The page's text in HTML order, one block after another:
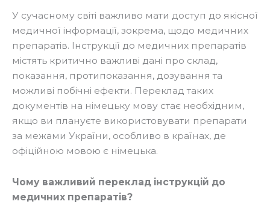
У сучасному світі важливо мати доступ до якісної
медичної інформації, зокрема, щодо медичних
препаратів. Інструкції до медичних препаратів
містять критично важливі дані про склад,
показання, протипоказання, дозування та
можливі побічні ефекти. Переклад таких
документів на німецьку мову стає необхідним,
якщо ви плануєте використовувати препарати
за межами України, особливо в країнах, де
офіційною мовою є німецька.
Чому важливий переклад інструкцій до
медичних препаратів?